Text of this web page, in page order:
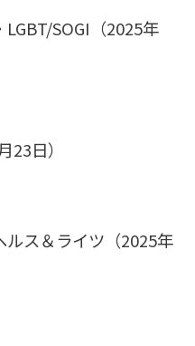
SOGI（2025年
23日）
ルス＆ライツ（2025年